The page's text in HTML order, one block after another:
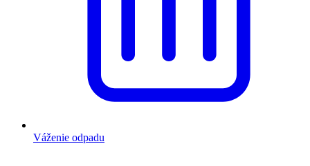
Váženie odpadu